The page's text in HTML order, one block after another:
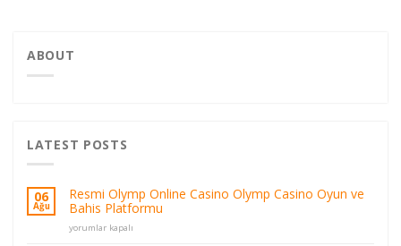
ABOUT
LATEST POSTS
06
Ağu
Resmi Olymp Online Casino Olymp Casino Oyun ve
Bahis Platformu
Resmi
yorumlar kapalı